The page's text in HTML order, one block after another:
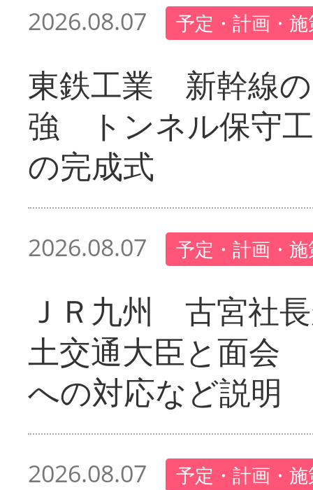
2026.08.07 予定・計画・
東鉄工業 新幹線
強 トンネル保守
の完成式
2026.08.07 予定・計画・
ＪＲ九州 古宮社
土交通大臣と面会
への対応など説明
2026.08.07 予定・計画・